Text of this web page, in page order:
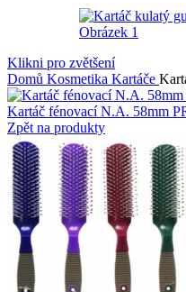
Klikni pro zvětšení
Domů Kosmetika Kartáče
Kartáč fénovací N.A. 58mm
Zpět na produkty